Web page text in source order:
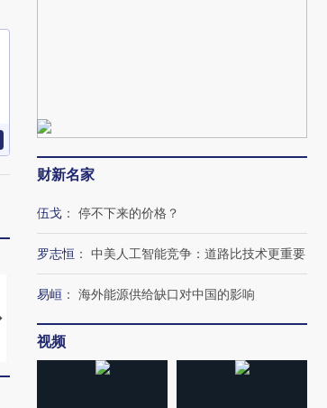
马航飞行员跨国走私7万
粒摇头丸 尿检体内含3种
财新名家
伍戈 ： 停不下来的价格？
罗志恒 ： 中美人工智能竞争：道路比技术更重要
易峘 ： 海外能源供给缺口对中国的影响
视频